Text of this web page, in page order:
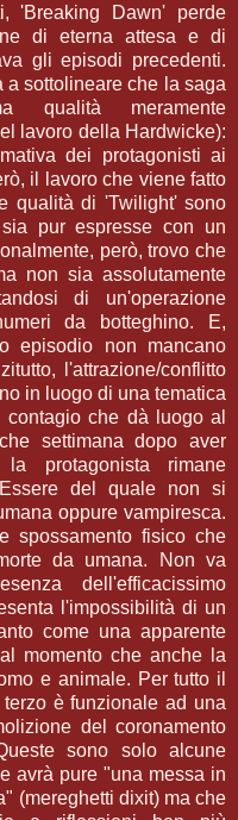
'Breaking Dawn' perde
di eterna attesa e di
gli episodi precedenti.
sottolineare che la saga
qualità meramente
lavoro della Hardwicke):
dei protagonisti ai
il lavoro che viene fatto
qualità di 'Twilight' sono
sia pur espresse con un
però, trovo che
non sia assolutamente
di un'operazione
da botteghino. E,
episodio non mancano
l'attrazione/conflitto
in luogo di una tematica
che dà luogo al
settimana dopo aver
protagonista rimane
del quale non si
oppure vampiresca.
spossamento fisico che
da umana. Non va
dell'efficacissimo
l'impossibilità di un
come una apparente
momento che anche la
e animale. Per tutto il
è funzionale ad una
del coronamento
sono solo alcune
avrà pure "una messa in
(mereghetti dixit) ma che